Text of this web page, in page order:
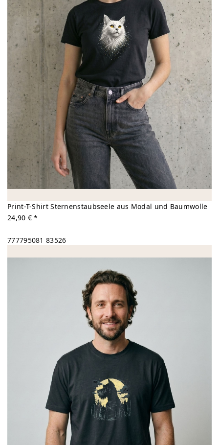
Print-T-Shirt Sternenstaubseele aus Modal und Baumwolle
24,90 € *
777795081 83526